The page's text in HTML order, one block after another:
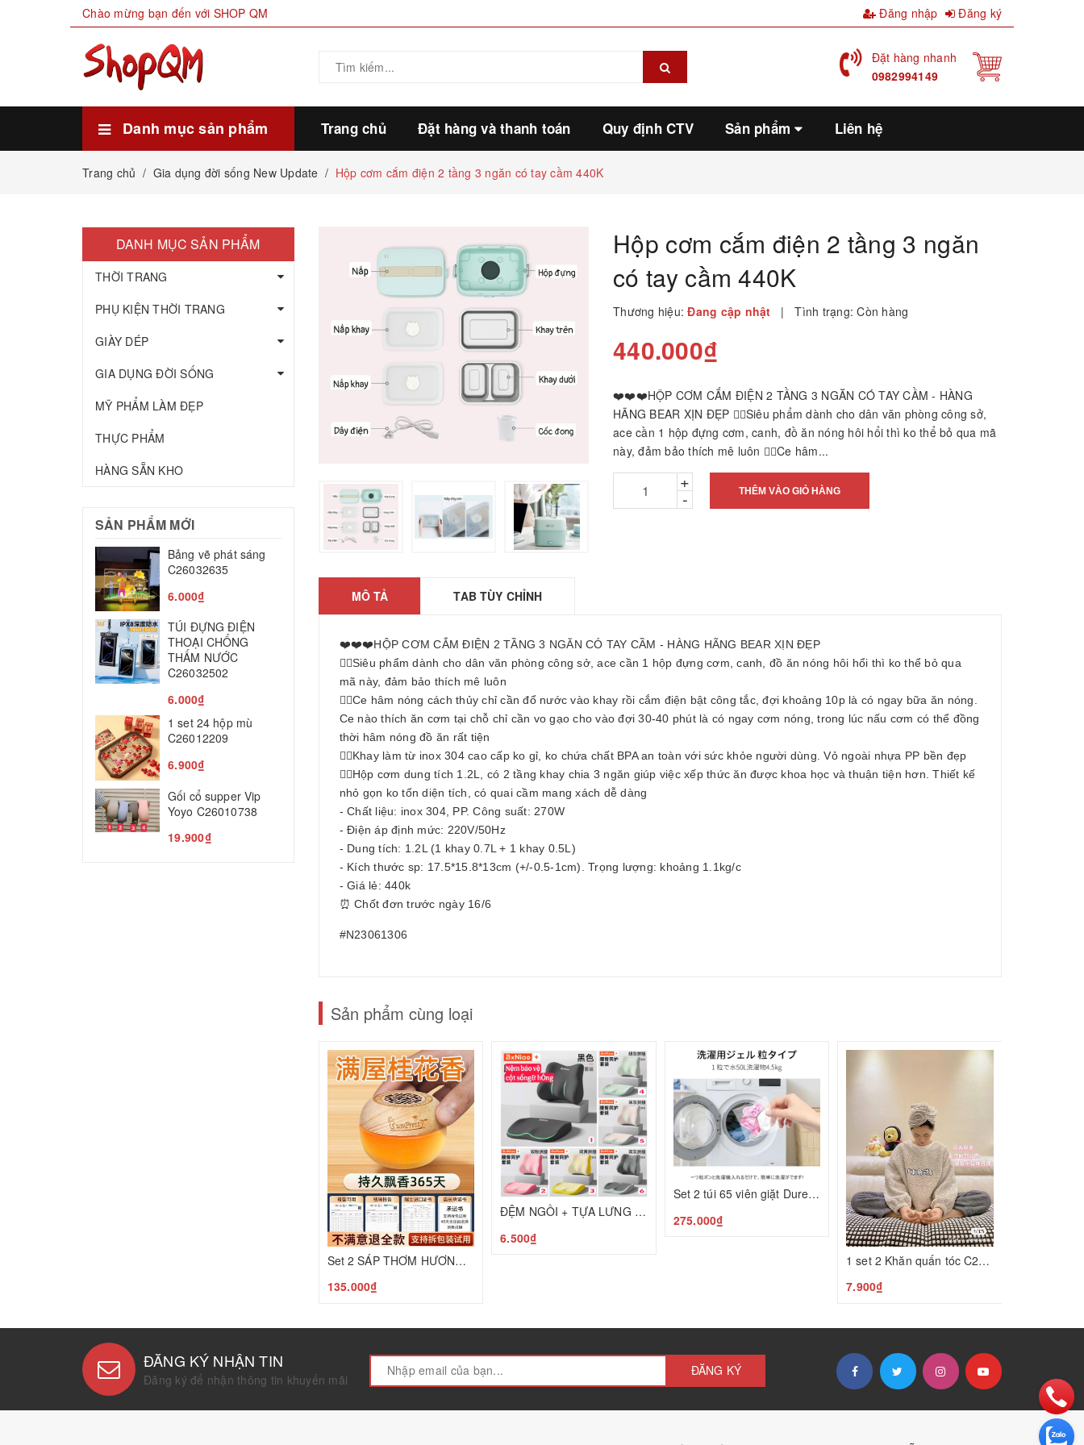
Chào mừng bạn đến với SHOP QM Đăng nhập Đăng ký
Đặt hàng nhanh
0982994149
Danh mục sản phẩm Trang chủ Đặt hàng và thanh toán Quy định CTV Sản phẩm Liên hệ
Trang chủ / Gia dụng đời sống New Update / Hộp cơm cắm điện 2 tầng 3 ngăn có tay cầm 440K
Hộp cơm cắm điện 2 tầng 3 ngăn
có tay cầm 440K
Thương hiệu: Đang cập nhật | Tình trạng: Còn hàng
440.000₫
❤️❤️❤️HỘP CƠM CẮM ĐIỆN 2 TẦNG 3 NGĂN CÓ TAY CẦM - HÀNG
HÃNG BEAR XỊN ĐẸP 👉🏻Siêu phẩm dành cho dân văn phòng công sở,
ace cần 1 hộp đựng cơm, canh, đồ ăn nóng hôi hổi thì ko thể bỏ qua mã
này, đảm bảo thích mê luôn 👉🏻Ce hâm...
+
- THÊM VÀO GIỎ HÀNG
MÔ TẢ TAB TÙY CHỈNH
❤️❤️❤️HỘP CƠM CẮM ĐIỆN 2 TẦNG 3 NGĂN CÓ TAY CẦM - HÀNG HÃNG BEAR XỊN ĐẸP
👉🏻Siêu phẩm dành cho dân văn phòng công sở, ace cần 1 hộp đựng cơm, canh, đồ ăn nóng hôi hổi thì ko thể bỏ qua
mã này, đảm bảo thích mê luôn
👉🏻Ce hâm nóng cách thủy chỉ cần đổ nước vào khay rồi cắm điện bật công tắc, đợi khoảng 10p là có ngay bữa ăn nóng.
Ce nào thích ăn cơm tại chỗ chỉ cần vo gạo cho vào đợi 30-40 phút là có ngay cơm nóng, trong lúc nấu cơm có thể đồng
thời hâm nóng đồ ăn rất tiện
👉🏻Khay làm từ inox 304 cao cấp ko gỉ, ko chứa chất BPA an toàn với sức khỏe người dùng. Vỏ ngoài nhựa PP bền đẹp
👉🏻Hộp cơm dung tích 1.2L, có 2 tầng khay chia 3 ngăn giúp việc xếp thức ăn được khoa học và thuận tiện hơn. Thiết kế
nhỏ gọn ko tốn diện tích, có quai cầm mang xách dễ dàng
- Chất liệu: inox 304, PP. Công suất: 270W
- Điện áp định mức: 220V/50Hz
- Dung tích: 1.2L (1 khay 0.7L + 1 khay 0.5L)
- Kích thước sp: 17.5*15.8*13cm (+/-0.5-1cm). Trọng lượng: khoảng 1.1kg/c
- Giá lẻ: 440k
⏰ Chốt đơn trước ngày 16/6
#N23061306
Sản phẩm cùng loại
Set 2 SÁP THƠM HƯƠNG HOA MỘC T25050601
135.000₫
ĐỆM NGỒI + TỰA LƯNG CAO CẤP BẢO VỆ CỘT SỐNG C25050205
6.500₫
Set 2 túi 65 viên giặt Duree Balle C24120104
275.000₫
1 set 2 Khăn quấn tóc C25022105
7.900₫
DANH MỤC SẢN PHẨM
THỜI TRANG
PHỤ KIỆN THỜI TRANG
GIÀY DÉP
GIA DỤNG ĐỜI SỐNG
MỸ PHẨM LÀM ĐẸP
THỰC PHẨM
HÀNG SẴN KHO
SẢN PHẨM MỚI
Bảng vẽ phát sáng
C26032635
6.000₫
TÚI ĐỰNG ĐIỆN
THOẠI CHỐNG
THẤM NƯỚC
C26032502
6.000₫
1 set 24 hộp mù
C26012209
6.900₫
Gối cổ supper Vip
Yoyo C26010738
19.900₫
C26010601
22.200₫
MÁY GỌT BÚT CHÌ
TỰ ĐỘNG
T25061806
85.000₫
Lược, búa massage
T25061605
50.000₫
ĐĂNG KÝ NHẬN TIN
Đăng ký để nhận thông tin khuyến mãi
ĐĂNG KÝ